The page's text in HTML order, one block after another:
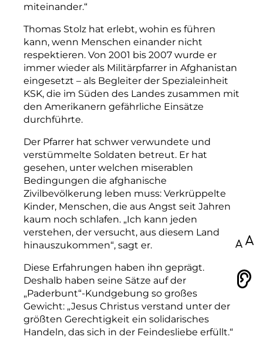
miteinander.“
Thomas Stolz hat erlebt, wohin es führen
kann, wenn Menschen einander nicht
respektieren. Von 2001 bis 2007 wurde er
immer wieder als Militärpfarrer in Afghanistan
eingesetzt – als Begleiter der Spezialeinheit
KSK, die im Süden des Landes zusammen mit
den Amerikanern gefährliche Einsätze
durchführte.
Der Pfarrer hat schwer verwundete und
verstümmelte Soldaten betreut. Er hat
gesehen, unter welchen miserablen
Bedingungen die afghanische
Zivilbevölkerung leben muss: Verkrüppelte
Kinder, Menschen, die aus Angst seit Jahren
kaum noch schlafen. „Ich kann jeden
verstehen, der versucht, aus diesem Land
hinauszukommen“, sagt er.
Diese Erfahrungen haben ihn geprägt.
Deshalb haben seine Sätze auf der
„Paderbunt“-Kundgebung so großes
Gewicht: „Jesus Christus verstand unter der
größten Gerechtigkeit ein solidarisches
Handeln, das sich in der Feindesliebe erfüllt.“
Vorlesen